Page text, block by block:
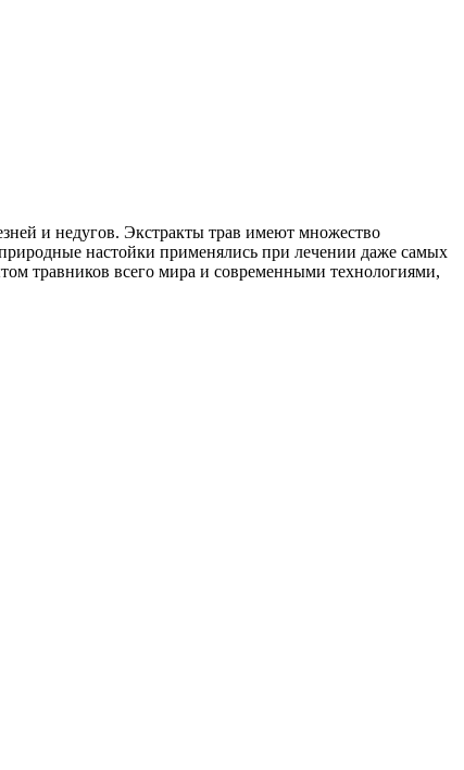
и недугов. Экстракты трав имеют множество
настойки применялись при лечении даже самых
травников всего мира и современными технологиями,